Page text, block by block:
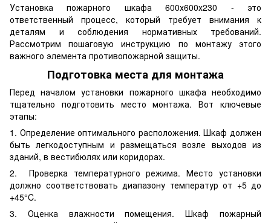
Установка пожарного шкафа 600х600х230 - это
ответственный процесс, который требует внимания к
деталям и соблюдения нормативных требований.
Рассмотрим пошаговую инструкцию по монтажу этого
важного элемента противопожарной защиты.
Подготовка места для монтажа
Перед началом установки пожарного шкафа необходимо
тщательно подготовить место монтажа. Вот ключевые
этапы:
1. Определение оптимального расположения. Шкаф должен
быть легкодоступным и размещаться возле выходов из
зданий, в вестибюлях или коридорах.
2. Проверка температурного режима. Место установки
должно соответствовать диапазону температур от +5 до
+45°C.
3. Оценка влажности помещения. Шкаф пожарный